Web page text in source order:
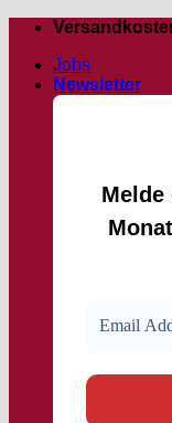
Skip
contentJobs
Newsletter